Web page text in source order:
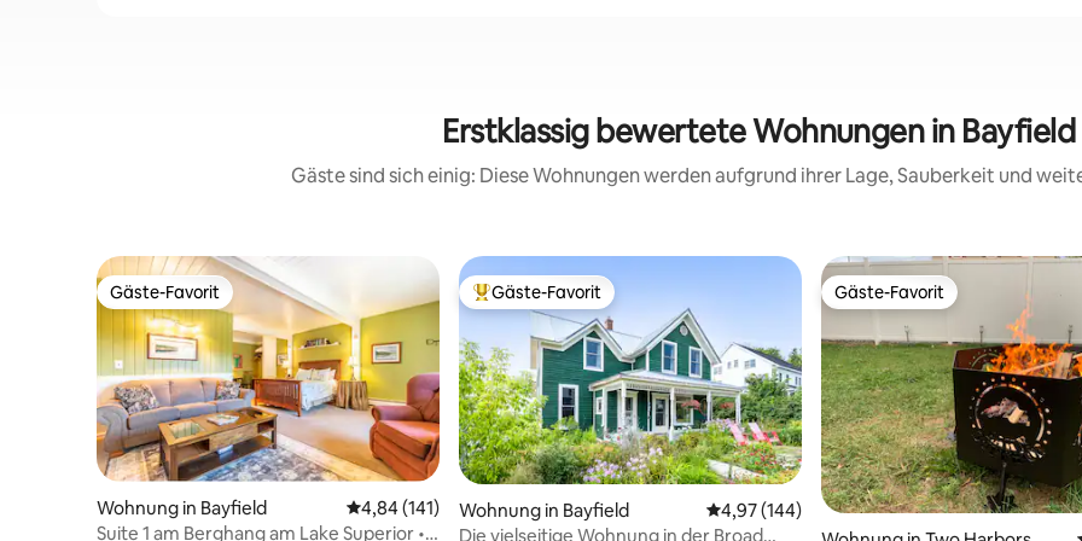
Erstklassig bewertete Wohnungen in
Gäste sind sich einig: Diese Wohnungen werden aufgrund ihrer Lage, Sauberkeit und
Gäste-Favorit
Gäste-Favorit
Wohnung in Bayfield Durchschnittliche Bewertung: 4,84 von 5, 141 Bewertungen
4,84 (141)
Suite 1 am Berghang am Lake Superior •
Beliebter Gäste-Favorit.
Gäste-Favorit
Wohnung in Bayfield Durchschnittliche Bewertung: 4,97 von 5,
4,97 (144)
Die vielseitige Wohnung in der Broad
Gäste-Favorit
Gäste-Favorit